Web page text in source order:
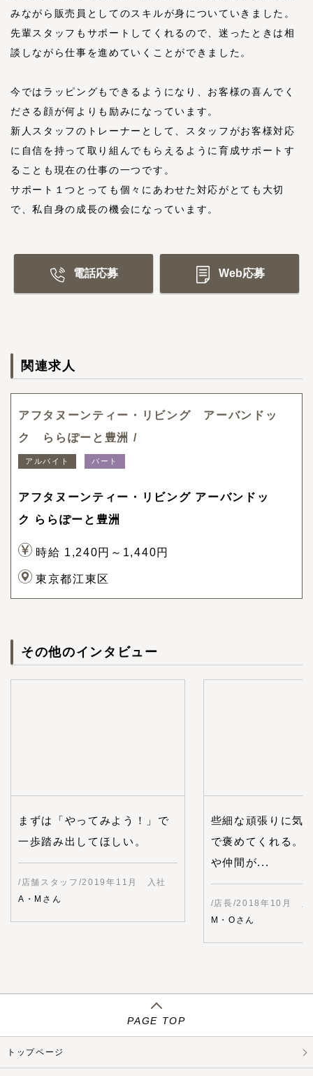
みながら販売員としてのスキルが身についていきました。
先輩スタッフもサポートしてくれるので、迷ったときは相
談しながら仕事を進めていくことができました。
今ではラッピングもできるようになり、お客様の喜んでく
ださる顔が何よりも励みになっています。
新人スタッフのトレーナーとして、スタッフがお客様対応
に自信を持って取り組んでもらえるように育成サポートす
ることも現在の仕事の一つです。
サポート１つとっても個々にあわせた対応がとても大切
で、私自身の成長の機会になっています。
電話応募 Web応募
関連求人
アフタヌーンティー・リビング アーバンドッ
ク ららぽーと豊洲 /
アルバイト パート
アフタヌーンティー・リビング アーバンドッ
ク ららぽーと豊洲
時給 1,240円～1,440円
東京都江東区
その他のインタビュー
まずは「やってみよう！」で
一歩踏み出してほしい。
/店舗スタッフ/2019年11月 入社
A・Mさん
些細な頑張りに気
で褒めてくれる。
や仲間が...
/店長/2018年10月 入
M・Oさん
PAGE TOP
トップページ